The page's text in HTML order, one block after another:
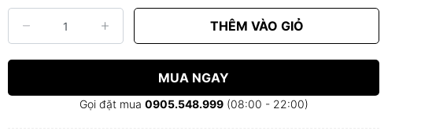
THÊM VÀO GIỎ
MUA NGAY
Gọi đặt mua 0905.548.999(08:00 - 22:00)